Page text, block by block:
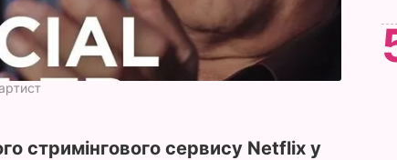
стримінгового сервису Netflix у